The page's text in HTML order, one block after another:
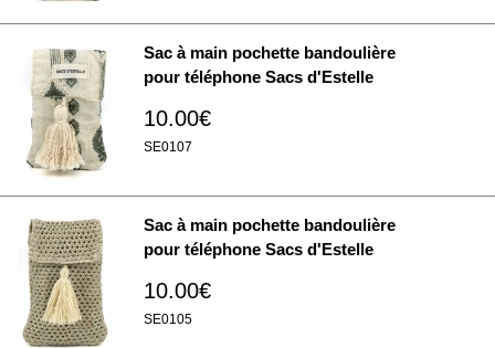
Sac à main pochette bandoulière
pour téléphone Sacs d'Estelle
10.00€
SE0107
Sac à main pochette bandoulière
pour téléphone Sacs d'Estelle
10.00€
SE0105